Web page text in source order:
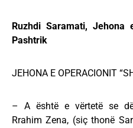
Ruzhdi Saramati, Jehona
Pashtrik
JEHONA E OPERACIONIT
– A është e vërtetë se
Rrahim Zena, (siç thonë